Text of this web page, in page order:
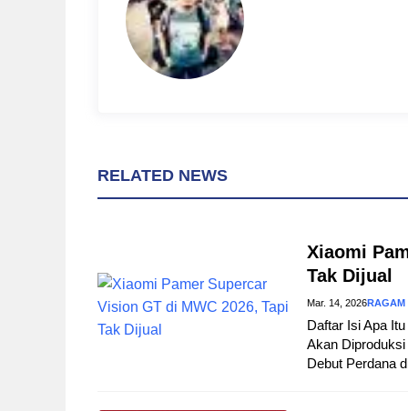
k
s
p
RELATED NEWS
Xiaomi
Tak Dijual
Mar. 14, 2026RAGAM
Daftar Isi Apa
Akan
Debut Perdana